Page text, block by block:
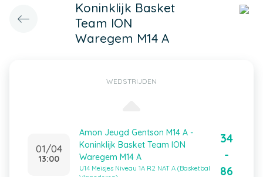
Koninklijk Basket
Team ION
Waregem M14 A
WEDSTRIJDEN
01/04
13:00
Amon Jeugd Gentson M14 A -
Koninklijk Basket Team ION
Waregem M14 A
U14 Meisjes Niveau 1A R2 NAT A (Basketbal
34
-
86